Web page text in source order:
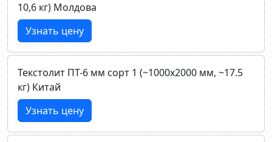
10,6 кг) Молдова
Узнать цену
Текстолит ПТ-6 мм сорт 1 (~1000х2000 мм, ~17.5
кг) Китай
Узнать цену